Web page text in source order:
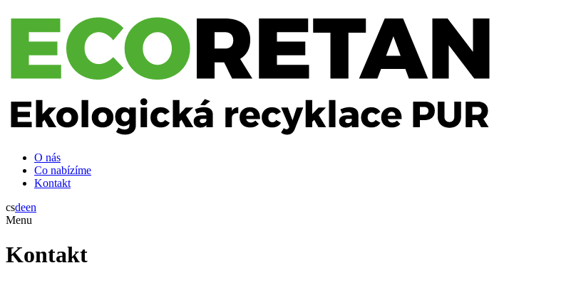
O nás
Co nabízíme
Kontakt
csdeen
Menu
Kontakt